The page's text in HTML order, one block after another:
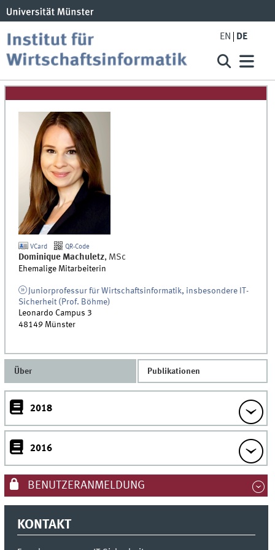
EN DE
VCard QR-Code
Dominique Machuletz, MSc
Ehemalige Mitarbeiterin
Juniorprofessur für Wirtschaftsinformatik, insbesondere IT-
Sicherheit (Prof. Böhme)
Leonardo Campus 3
48149 Münster
Über Publikationen
2018
2016
BENUTZERANMELDUNG
KONTAKT